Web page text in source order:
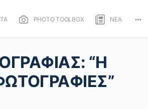
PHOTO TOOLBOX ΝΕΑ
“Η